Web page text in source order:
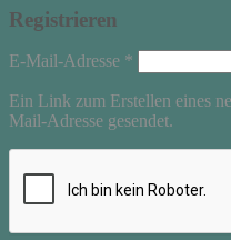
Registrieren
E-Mail-Adresse *
Ein Link zum Erstellen eines
Mail-Adresse gesendet.